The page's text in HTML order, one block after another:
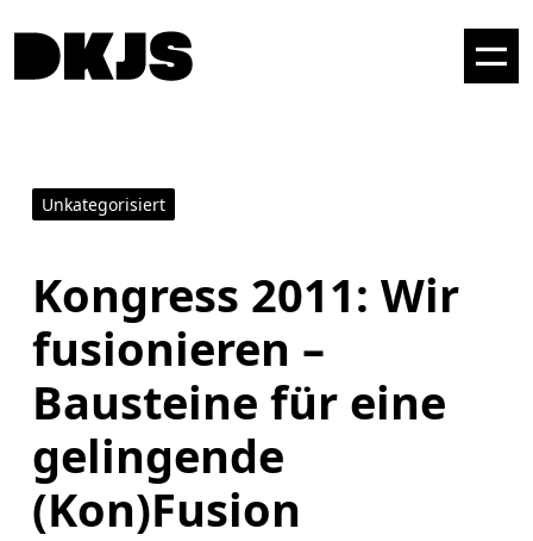
Unkategorisiert
Kongress 2011: Wir
fusionieren –
Bausteine für eine
gelingende
(Kon)Fusion